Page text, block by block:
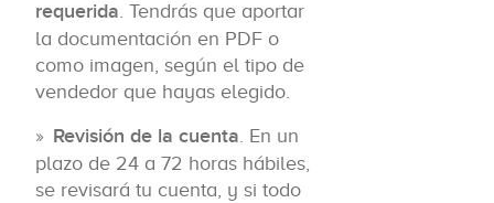
requerida. Tendrás que aportar
la documentación en PDF o
como imagen, según el tipo de
vendedor que hayas elegido.
Revisión de la cuenta. En un
plazo de 24 a 72 horas hábiles,
se revisará tu cuenta, y si todo